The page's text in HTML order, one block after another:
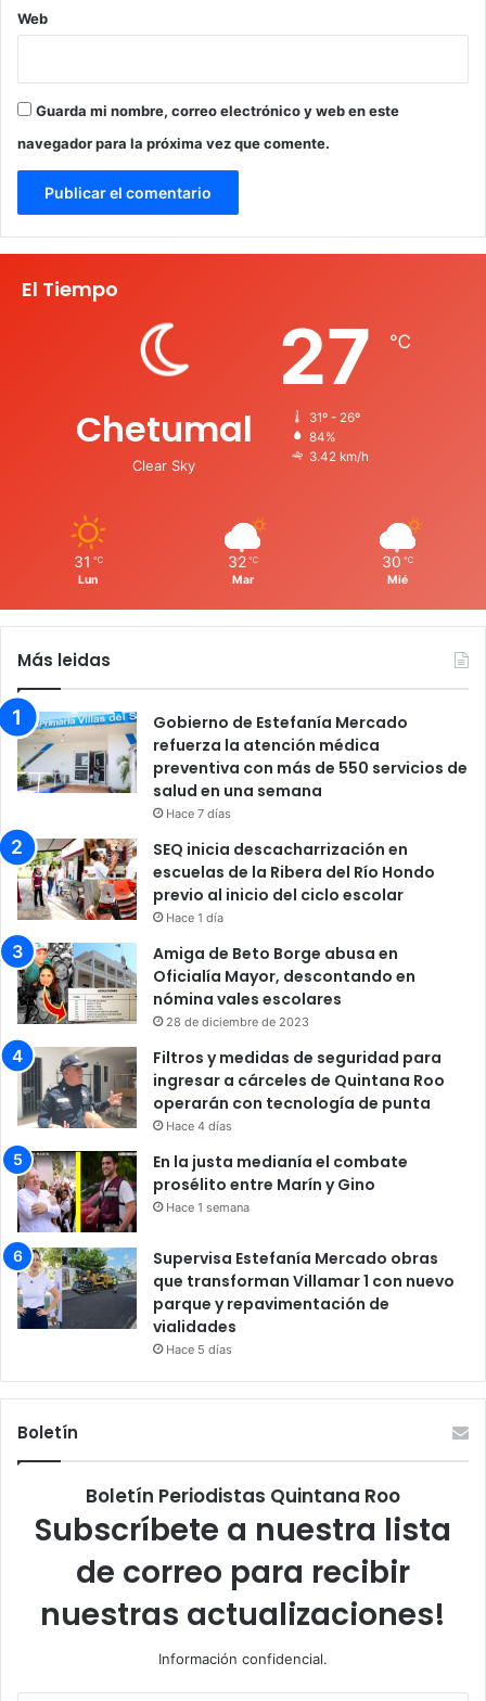
Web
Guarda mi nombre, correo electrónico y web en este
navegador para la próxima vez que comente.
El Tiempo
Chetumal
Clear Sky
27 ℃
31º - 26º
84%
3.42 km/h
31 ℃
Lun
32 ℃
Mar
30 ℃
Mié
Más leidas
Gobierno de Estefanía Mercado
refuerza la atención médica
preventiva con más de 550 servicios de
salud en una semana
Hace 7 días
SEQ inicia descacharrización en
escuelas de la Ribera del Río Hondo
previo al inicio del ciclo escolar
Hace 1 día
Amiga de Beto Borge abusa en
Oficialía Mayor, descontando en
nómina vales escolares
28 de diciembre de 2023
Filtros y medidas de seguridad para
ingresar a cárceles de Quintana Roo
operarán con tecnología de punta
Hace 4 días
En la justa medianía el combate
prosélito entre Marín y Gino
Hace 1 semana
Supervisa Estefanía Mercado obras
que transforman Villamar 1 con nuevo
parque y repavimentación de
vialidades
Hace 5 días
Boletín
Boletín Periodistas Quintana Roo
Subscríbete a nuestra lista
de correo para recibir
nuestras actualizaciones!
Información confidencial.